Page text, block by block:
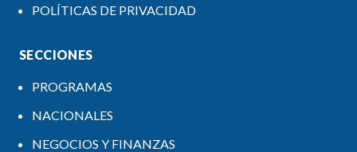
POLÍTICAS DE PRIVACIDAD
SECCIONES
PROGRAMAS
NACIONALES
NEGOCIOS Y FINANZAS